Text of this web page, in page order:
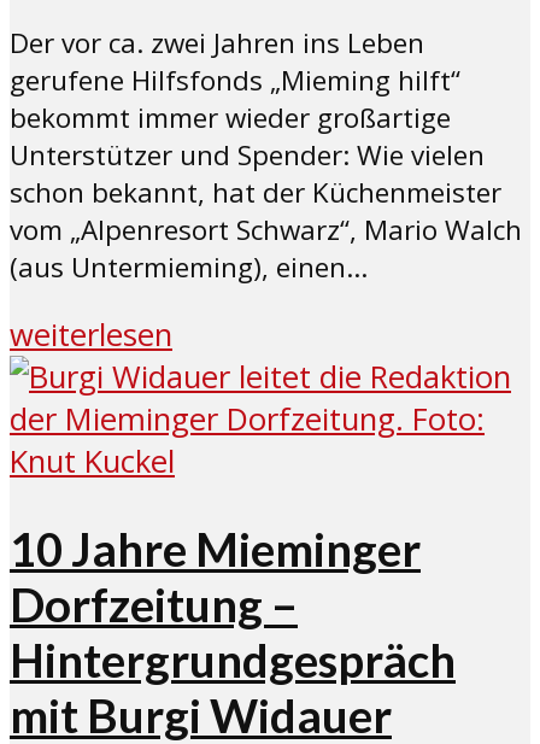
Der vor ca. zwei Jahren ins Leben
gerufene Hilfsfonds „Mieming hilft“
bekommt immer wieder großartige
Unterstützer und Spender: Wie vielen
schon bekannt, hat der Küchenmeister
vom „Alpenresort Schwarz“, Mario Walch
(aus Untermieming), einen...
weiterlesen
10 Jahre Mieminger
Dorfzeitung –
Hintergrundgespräch
mit Burgi Widauer